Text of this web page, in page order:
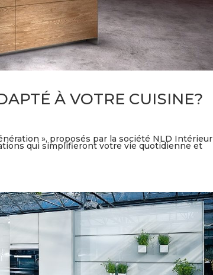
À VOTRE CUISINE?
», proposés par la société NLD Intérieur
qui simplifieront votre vie quotidienne et